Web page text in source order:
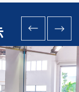
让顾客满意放心。